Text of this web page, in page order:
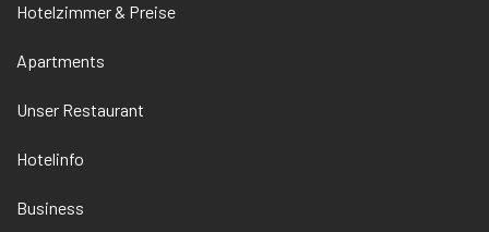
Hotelzimmer & Preise
Apartments
Unser Restaurant
Hotelinfo
Business